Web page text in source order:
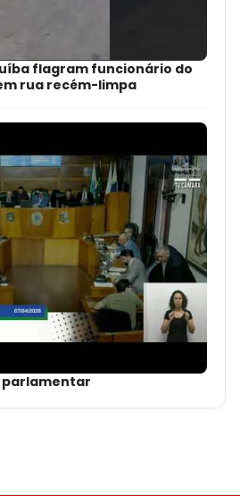
flagram funcionário do
rua recém-limpa
parlamentar